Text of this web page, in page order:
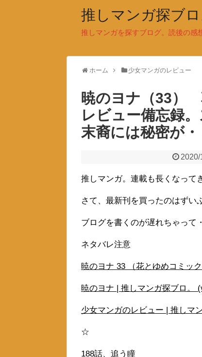
推しマンガ探ブロ
推しマンガを探すブログ。読後の感
ホーム 少女マンガのレビュー
暁のヨナ（33）
レビュー備忘録
末裔には秘密が
2020/
推しマンガ。連載も長くなって
さて、最新刊を買ったのはずい
ブログを書くのが遅れちゃって
ネタバレ注意
暁のヨナ 33 （花とゆめコミッ
暁のヨナ | 推しマンガ探ブロ。
少女マンガのレビュー | 推しマ
☆
188話、追う瞳